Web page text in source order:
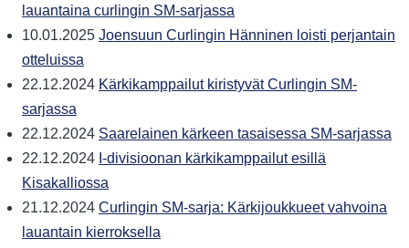
lauantaina curlingin SM-sarjassa
10.01.2025 Joensuun Curlingin Hänninen loisti perjantain
otteluissa
22.12.2024 Kärkikamppailut kiristyvät Curlingin SM-
sarjassa
22.12.2024 Saarelainen kärkeen tasaisessa SM-sarjassa
22.12.2024 I-divisioonan kärkikamppailut esillä
Kisakalliossa
21.12.2024 Curlingin SM-sarja: Kärkijoukkueet vahvoina
lauantain kierroksella